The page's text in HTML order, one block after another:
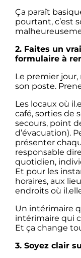
Ça paraît
pourtant, c’est
2. Faites un
formulaire à
Le premier jour,
son poste.
Les locaux où
café, sorties de
secours, point
d’évacuation).
présenter
responsable
quotidien,
Et pour les
horaires, aux
endroits où
Un intérimaire
intérimaire qui
Et ça change
3. Soyez clair